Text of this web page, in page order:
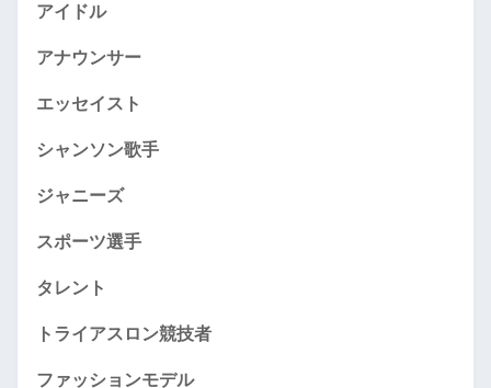
アイドル
アナウンサー
エッセイスト
シャンソン歌手
ジャニーズ
スポーツ選手
タレント
トライアスロン競技者
ファッションモデル